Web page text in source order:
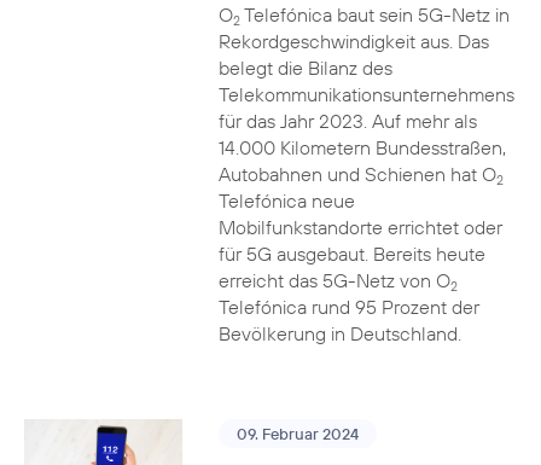
O2Telefónica baut sein 5G-Netz in
Rekordgeschwindigkeit aus. Das
belegt die Bilanz des
Telekommunikationsunternehmens
für das Jahr 2023. Auf mehr als
14.000 Kilometern Bundesstraßen,
Autobahnen und Schienen hat O2
Telefónica neue
Mobilfunkstandorte errichtet oder
für 5G ausgebaut. Bereits heute
erreicht das 5G-Netz von O2
Telefónica rund 95 Prozent der
Bevölkerung in Deutschland.
09. Februar 2024